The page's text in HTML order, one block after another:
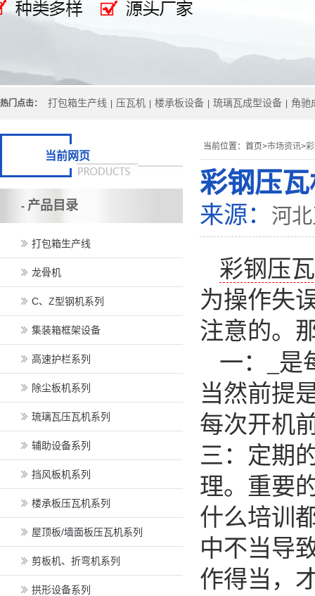
热门点击： 打包箱生产线 压瓦机 楼承板设备 琉璃瓦成型设备 角驰
当前位置： 首页>市场资讯>
彩钢压
来源： 河
彩钢压
为操作失
注意的。
一：_是
当然前提
每次开机
三：定期
理。重要
什么培训
中不当导
作得当，
当前网页
- 产品目录
打包箱生产线
龙骨机
C、Z型钢机系列
集装箱框架设备
高速护栏系列
除尘板机系列
琉璃瓦压瓦机系列
辅助设备系列
挡风板机系列
楼承板压瓦机系列
屋顶板/墙面板压瓦机系列
剪板机、折弯机系列
拱形设备系列